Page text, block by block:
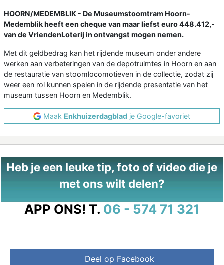
HOORN/MEDEMBLIK - De Museumstoomtram Hoorn-
Medemblik heeft een cheque van maar liefst euro 448.412,-
van de VriendenLoterij in ontvangst mogen nemen.
Met dit geldbedrag kan het rijdende museum onder andere
werken aan verbeteringen van de depotruimtes in Hoorn en aan
de restauratie van stoomlocomotieven in de collectie, zodat zij
weer een rol kunnen spelen in de rijdende presentatie van het
museum tussen Hoorn en Medemblik.
Maak Enkhuizerdagblad je Google-favoriet
Heb je een leuke tip, foto of video die je
met ons wilt delen?
APP ONS! T. 06 - 574 71 321
Deel op Facebook